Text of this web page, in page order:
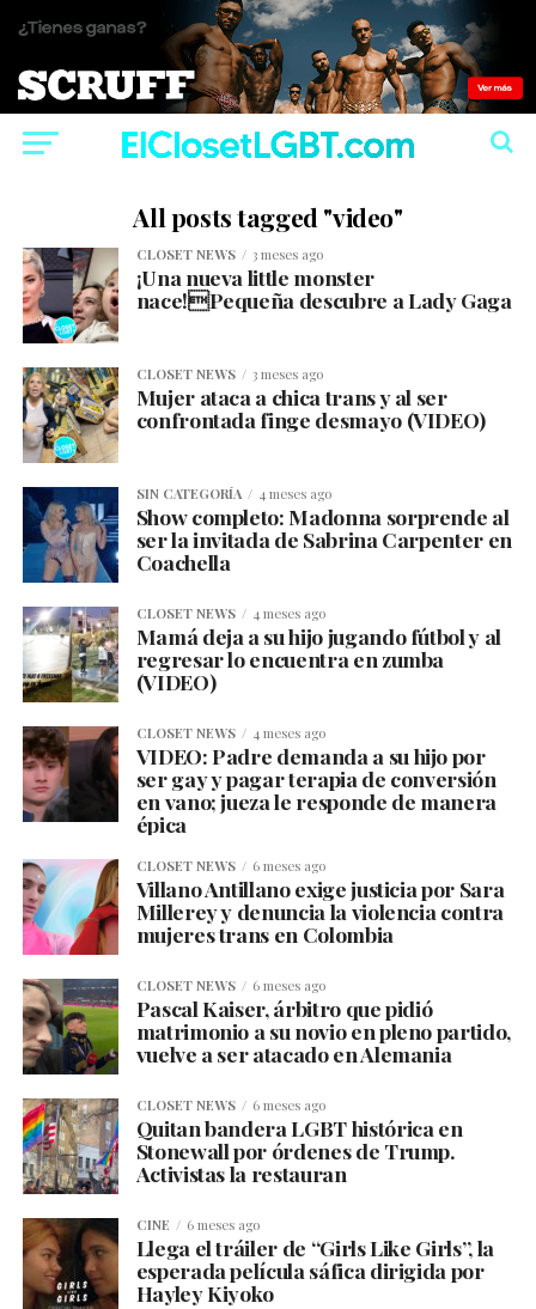
All posts tagged "video"
CLOSET NEWS 3 meses ago
¡Una nueva little monster
nace!Pequeña descubre a Lady Gaga
CLOSET NEWS 3 meses ago
Mujer ataca a chica trans y al ser
confrontada finge desmayo (VIDEO)
SIN CATEGORÍA 4 meses ago
Show completo: Madonna sorprende al
ser la invitada de Sabrina Carpenter en
Coachella
CLOSET NEWS 4 meses ago
Mamá deja a su hijo jugando fútbol y al
regresar lo encuentra en zumba
(VIDEO)
CLOSET NEWS 4 meses ago
VIDEO: Padre demanda a su hijo por
ser gay y pagar terapia de conversión
en vano; jueza le responde de manera
épica
CLOSET NEWS 6 meses ago
Villano Antillano exige justicia por Sara
Millerey y denuncia la violencia contra
mujeres trans en Colombia
CLOSET NEWS 6 meses ago
Pascal Kaiser, árbitro que pidió
matrimonio a su novio en pleno partido,
vuelve a ser atacado en Alemania
CLOSET NEWS 6 meses ago
Quitan bandera LGBT histórica en
Stonewall por órdenes de Trump.
Activistas la restauran
CINE 6 meses ago
Llega el tráiler de “Girls Like Girls”, la
esperada película sáfica dirigida por
Hayley Kiyoko